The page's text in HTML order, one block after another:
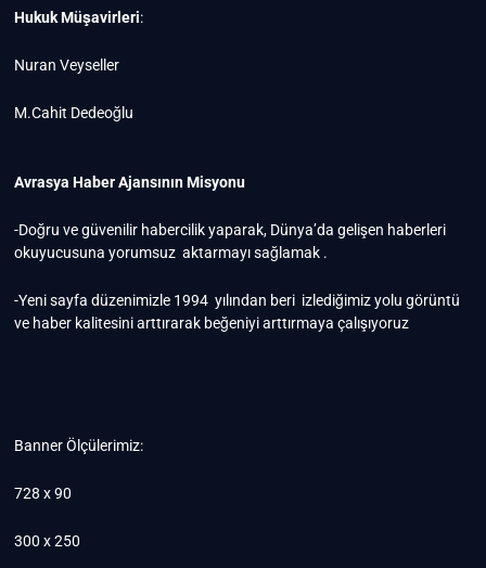
Hukuk Müşavirleri:
Nuran Veyseller
M.Cahit Dedeoğlu
Avrasya Haber Ajansının Misyonu
-Doğru ve güvenilir habercilik yaparak, Dünya’da gelişen haberleri
okuyucusuna yorumsuz aktarmayı sağlamak .
-Yeni sayfa düzenimizle 1994 yılından beri izlediğimiz yolu görüntü
ve haber kalitesini arttırarak beğeniyi arttırmaya çalışıyoruz
Banner Ölçülerimiz:
728 x 90
300 x 250